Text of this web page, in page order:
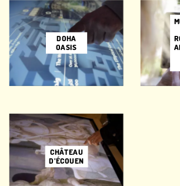
DOHA
OASIS
CHÂTEAU
D’ÉCOUEN